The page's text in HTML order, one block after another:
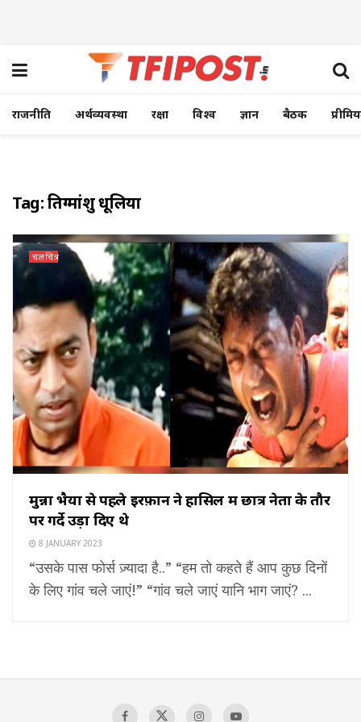
राजनीति अर्थव्यवस्था रक्षा विश्व ज्ञान बैठक
Tag:तिग्मांशु धूलिया
चलचित्र
मुन्ना भैया से पहले इरफ़ान ने हासिल में छात्र नेता के तौर
पर गर्दे उड़ा दिए थे
8 JANUARY 2023
“उसके पास फोर्स ज़्यादा है..” “हम तो कहते हैं आप कुछ दिनों
के लिए गांव चले जाएं!” “गांव चले जाएं यानि भाग जाएं? ...